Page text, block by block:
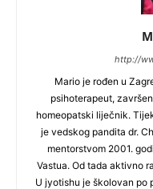
http://
Mario je rođen u
psihoterapeut,
homeopatski liječnik.
je vedskog pandita dr.
mentorstvom 2001.
Vastua. Od tada aktivno
U jyotishu je školovan po